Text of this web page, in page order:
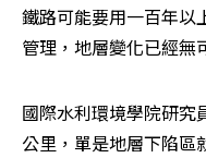
鐵路可能要用一百年以
管理，地層變化已經無
國際水利環境學院研究
公里，單是地層下陷區